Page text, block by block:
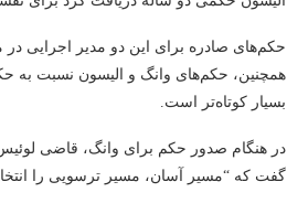
حکم‌های صادره برای این دو مدیر اجرایی
همچنین، حکم‌های وانگ و الیسون نسبت به
بسیار کوتاه‌تر است.
در هنگام صدور حکم برای وانگ، قاضی لوئیس
گفت که “مسیر آسان، مسیر ترسویی را